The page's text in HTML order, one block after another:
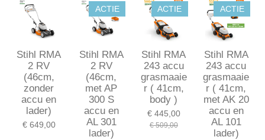
Stihl RMA
2 RV
(46cm,
zonder
accu en
lader)
€ 649,00
ACTIE
Stihl RMA
2 RV
(46cm,
met AP
300 S
accu en
AL 301
lader)
ACTIE
Stihl RMA
243 accu
grasmaaie
r ( 41cm,
body )
€ 445,00
€ 509,00
ACTIE
Stihl RMA
243 accu
grasmaaie
r ( 41cm,
met AK 20
accu en
AL 101
lader)